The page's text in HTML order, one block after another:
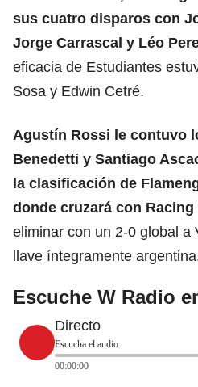
sus cuatro disparos con
Jorge Carrascal y Léo
eficacia de Estudiantes
Sosa y Edwin Cetré.
Agustín Rossi le contuvo
Benedetti y Santiago
la clasificación de
donde cruzará con Racing
eliminar con un 2-0 global a
llave íntegramente
Escuche W Radio
Directo
Escucha el audio
00:00:00